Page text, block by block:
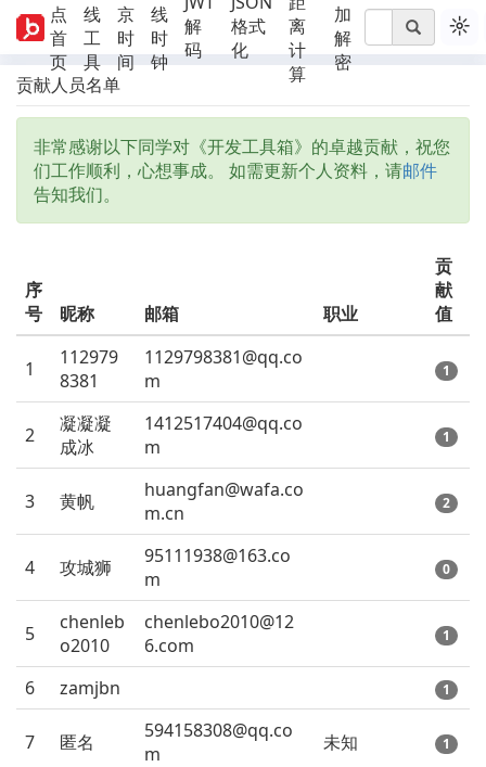
点
首
页
线
工
具
京
时
间
线
时
钟
解
码
格式
化
离
计
算
加
解
密
☼
贡献人员名单
非常感谢以下同学对《开发工具箱》的卓越贡献，祝您
们工作顺利，心想事成。 如需更新个人资料，请邮件
告知我们。
序
号
昵称 邮箱 职业
贡
献
值
1
112979
8381
1129798381@qq.co
m
1
2
凝凝凝
成冰
1412517404@qq.co
m
1
3 黄帆
huangfan@wafa.co
m.cn
2
4 攻城狮
95111938@163.co
m
0
5
chenleb
o2010
chenlebo2010@12
6.com
1
6 zamjbn 1
7 匿名
594158308@qq.co
m
未知 1